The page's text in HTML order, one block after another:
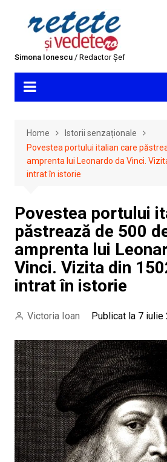
Simona Ionescu/ Redactor Șef
Home
Istorii senzaționale
Povestea portului italian care
amprenta lui Leonardo da Vinci.
intrat în istorie
Povestea portului
păstrează de 500
amprenta lui
Vinci. Vizita din
intrat în istorie
Victoria Ioan Publicat la 7 iulie